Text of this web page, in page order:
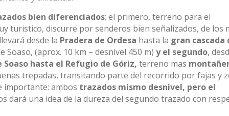
bien diferenciados; el primero, terreno para el
turistico, discurre por senderos bien señalizados, de los
desde la Pradera de Ordesa hasta la gran cascada
(aprox. 10 km – desnivel 450 m) y el segundo,
Soaso hasta el Refugio de Góriz, terreno mas
trepadas, transitando parte del recorrido por fajas y
importante: ambos trazados mismo desnivel, pero el
dará una idea de la dureza del segundo trazado con